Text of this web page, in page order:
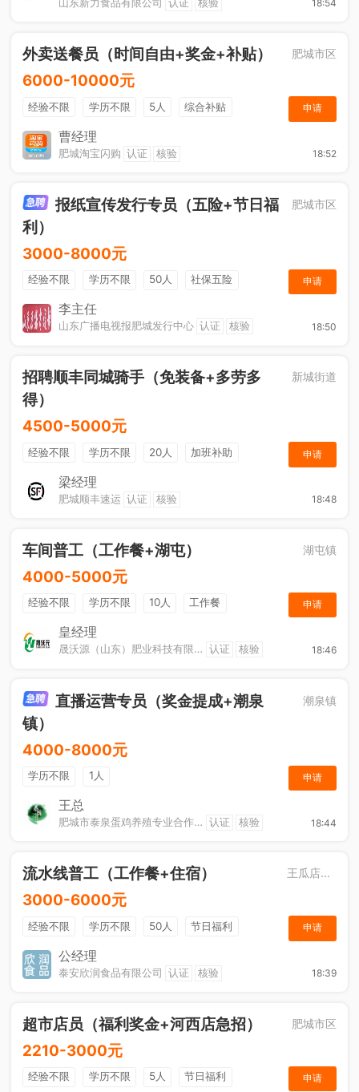
工作餐
18:54
外卖送餐员（时间自由+奖金+补贴） 肥城市区
6000-10000元
经验不限 学历不限 5人
综合补贴
奖励计划
加班补助
申请
曹经理
肥城淘宝闪购 认证 核验 18:52
报纸宣传发行专员（五险+节日福
利）
肥城市区
3000-8000元
经验不限 学历不限 50人
社保五险
节日福利
销售奖金
申请
李主任
山东广播电视报肥城发行中心 认证 核验 18:50
招聘顺丰同城骑手（免装备+多劳多
得）
新城街道
4500-5000元
经验不限 学历不限 20人
加班补助
综合补贴
奖励计划
申请
梁经理
肥城顺丰速运 认证 核验 18:48
车间普工（工作餐+湖屯） 湖屯镇
4000-5000元
经验不限 学历不限 10人
工作餐
奖励计划
节日福利
申请
皇经理
晟沃源（山东）肥业科技有限公司 认证 核验 18:46
直播运营专员（奖金提成+潮泉
镇）
潮泉镇
4000-8000元
学历不限 1人 申请
王总
肥城市泰泉蛋鸡养殖专业合作社 认证 核验 18:44
流水线普工（工作餐+住宿） 王瓜店街道
3000-6000元
经验不限 学历不限 50人
节日福利
工作餐
申请
公经理
泰安欣润食品有限公司 认证 核验 18:39
超市店员（福利奖金+河西店急招） 肥城市区
2210-3000元
经验不限 学历不限 5人 节日福利 申请